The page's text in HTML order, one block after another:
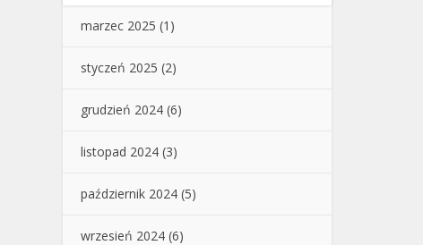
marzec 2025 (1)
styczeń 2025 (2)
grudzień 2024 (6)
listopad 2024 (3)
październik 2024 (5)
wrzesień 2024 (6)